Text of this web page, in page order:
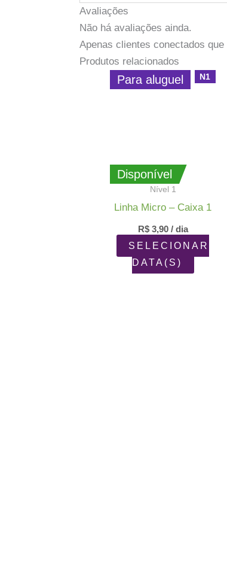
Avaliações
Não há avaliações ainda.
Apenas clientes conectados
Produtos relacionados
Disponível
Para aluguel N1
Nível 1
Linha Micro – Caixa 1
R$3,90/ dia
SELECIONAR
DATA(S)